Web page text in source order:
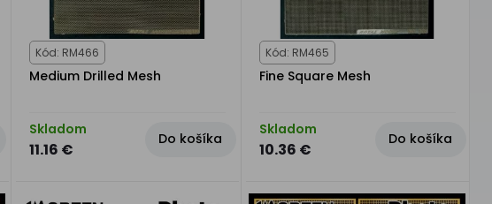
Kód: RM466
Medium Drilled Mesh
Skladom
11.16 €
Do košíka
Kód: RM465
Fine Square Mesh
Skladom
10.36 €
Do košíka